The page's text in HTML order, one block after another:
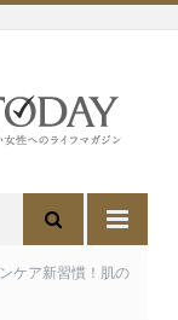
ケア新習慣！肌の